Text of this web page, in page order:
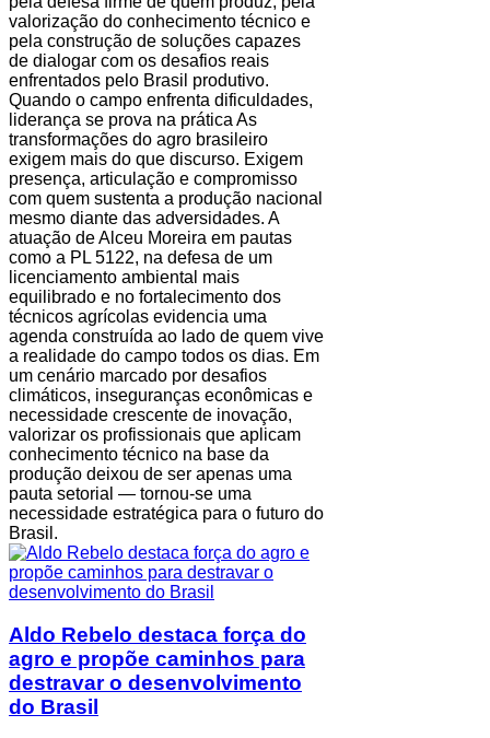
valorização do conhecimento técnico e
pela construção de soluções capazes
de dialogar com os desafios reais
enfrentados pelo Brasil produtivo.
Quando o campo enfrenta dificuldades,
liderança se prova na prática As
transformações do agro brasileiro
exigem mais do que discurso. Exigem
presença, articulação e compromisso
com quem sustenta a produção nacional
mesmo diante das adversidades. A
atuação de Alceu Moreira em pautas
como a PL 5122, na defesa de um
licenciamento ambiental mais
equilibrado e no fortalecimento dos
técnicos agrícolas evidencia uma
agenda construída ao lado de quem vive
a realidade do campo todos os dias. Em
um cenário marcado por desafios
climáticos, inseguranças econômicas e
necessidade crescente de inovação,
valorizar os profissionais que aplicam
conhecimento técnico na base da
produção deixou de ser apenas uma
pauta setorial — tornou-se uma
necessidade estratégica para o futuro do
Brasil.
Aldo Rebelo destaca força do
agro e propõe caminhos para
destravar o desenvolvimento
do Brasil